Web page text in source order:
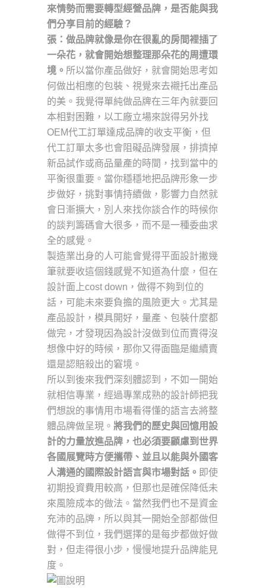
來情勢而需要轉型經營品牌，是否能與我
們分享目前的經驗？
張：做品牌就像是你在很亂的房間裡插了
一朵花，就會開始想整理那朵花的周遭環
境。 所以當你產品做好，就會開始思考如
何做出相應的包裝、視覺來去襯托出產品
的美。我覺得單純做品牌在三年內就要回
本相對困難，以工廠立場來說得另外找
OEM代工訂單達成品牌的收支平衡，但
代工訂單太多也會阻礙品牌發展，排擠掉
新品試作或商品量產的時間，找到當中的
平衡很重要。當你穩穩地把品牌形象一步
步做好，挑對事情持續做，影響力自然就
會日漸擴大，別人來找你談合作的時候你
的談判籌碼會大很多，而不是一種委曲求
全的感覺。
製造業出身的人可能會覺得平面設計撇幾
筆就要收這個錢感覺不知道為什麼，但在
設計面上cost down，做得不夠到位的
話，可能未來要負擔的風險更大。尤其是
產品設計，模具開好，量產、包裝什麼都
做完，才發現因為設計沒做到位而賣得沒
想像中好的時候，那你又得面臨是繼續賣
還是認賠殺出的窘境。
所以到後來我們深刻體認到，不如一開始
就相信專業，經過專業成熟的設計師把我
們想說的事情用市場看得懂的語言去將整
體品牌做呈現。 將我們的歷史與回憶用設
計的力量放進品牌，也必須要顧慮到世界
各國展覽時方便攜帶、並且以能與外國客
人溝通的國際設計語言與市場對話。 即使
初期投資費用較高，但那也是確保降低未
來風險成本的做法。當然我們也不是資金
充沛的品牌，所以與其一開始全部都做但
做得不到位，我們選擇的是每步都做好做
對，但走得很小步，慢慢地提升品牌能見
度。